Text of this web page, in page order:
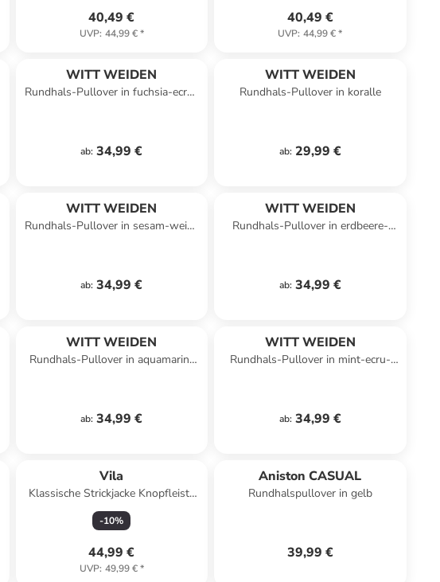
40,49 €
UVP: 44,99 €*
40,49 €
UVP: 44,99 €*
WITT WEIDEN
Rundhals-Pullover in fuchsia-ecru-
ab: 34,99 €
WITT WEIDEN
Rundhals-Pullover in koralle
ab: 29,99 €
WITT WEIDEN
Rundhals-Pullover in sesam-weiß-
ab: 34,99 €
WITT WEIDEN
Rundhals-Pullover in erdbeere-
ab: 34,99 €
WITT WEIDEN
Rundhals-Pullover in aquamarin-
ab: 34,99 €
WITT WEIDEN
Rundhals-Pullover in mint-ecru-
ab: 34,99 €
Vila
Klassische Strickjacke Knopfleiste
Rundhals in Braun
-10%
44,99 €
UVP: 49,99 €*
Aniston CASUAL
Rundhalspullover in gelb
39,99 €